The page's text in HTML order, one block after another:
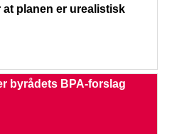
at planen er urealistisk
byrådets BPA-forslag